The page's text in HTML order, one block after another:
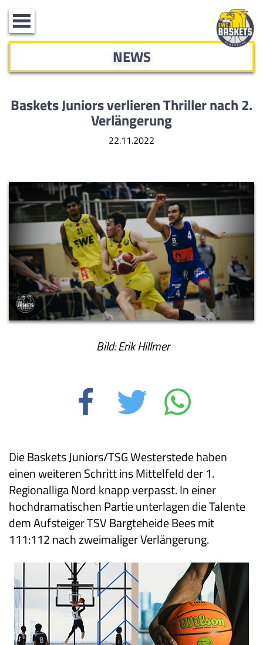
Toggle
navigation
NEWS
Baskets Juniors verlieren Thrillernach 2.
Verlängerung
22.11.2022
Bild: Erik Hillmer
Die Baskets Juniors/TSG Westerstede haben
einen weiteren Schritt ins Mittelfeld der 1.
Regionalliga Nord knapp verpasst. In einer
hochdramatischen Partie unterlagen die Talente
dem Aufsteiger TSV Bargteheide Bees mit
111:112 nach zweimaliger Verlängerung.